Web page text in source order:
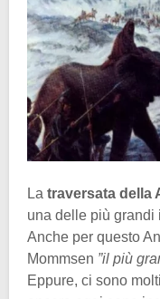
La traversata della
una delle più grandi
Anche per questo
Mommsen ”il più
Eppure, ci sono